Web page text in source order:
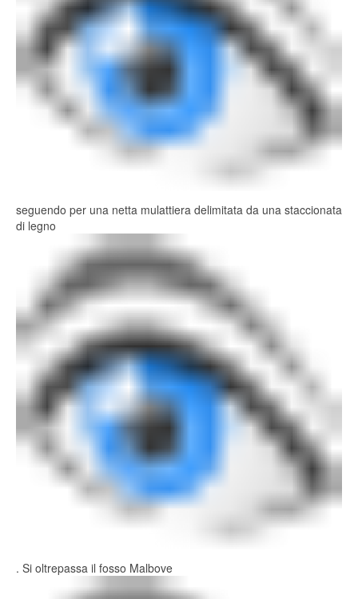
seguendo per una netta mulattiera delimitata da una staccionata
di legno
. Si oltrepassa il fosso Malbove